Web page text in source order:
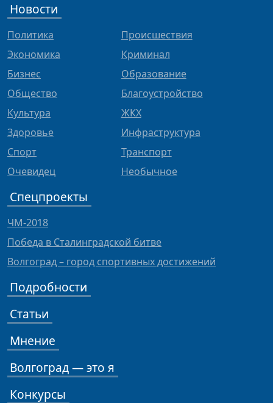
Новости
Политика
Экономика
Бизнес
Общество
Культура
Здоровье
Спорт
Очевидец
Происшествия
Криминал
Образование
Благоустройство
ЖКХ
Инфраструктура
Транспорт
Необычное
Спецпроекты
ЧМ-2018
Победа в Сталинградской битве
Волгоград – город спортивных достижений
Подробности
Статьи
Мнение
Волгоград — это я
Конкурсы